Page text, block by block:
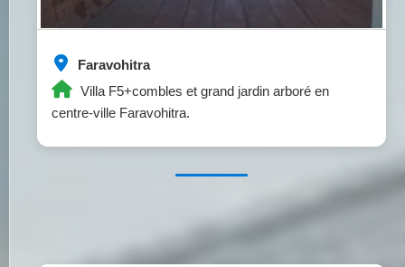
Faravohitra
Villa F5+combles et grand jardin arboré en
centre-ville Faravohitra.